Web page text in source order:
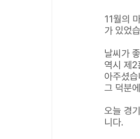
11월의
가 있었
날씨가
역시 제
아주셨
그 덕분
오늘 경
니다.